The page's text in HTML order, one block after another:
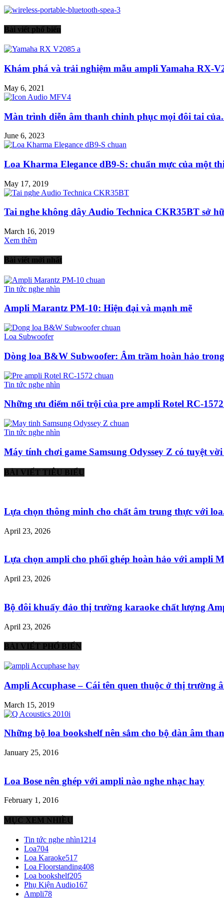
Bài viết phổ biến
Khám phá và trải nghiệm mẫu ampli Yamaha RX-
May 6, 2021
Màn trình diễn âm thanh chinh phục mọi đôi tai
June 6, 2023
Loa Kharma Elegance dB9-S: chuẩn mực của một
May 17, 2019
Tai nghe không dây Audio Technica CKR35BT sở
March 16, 2019
Xem thêm
Bài viết mới nhất
Tin tức nghe nhìn
Ampli Marantz PM-10: Hiện đại và mạnh mẽ
Loa Subwoofer
Dòng loa B&W Subwoofer: Âm trầm hoàn hảo
Tin tức nghe nhìn
Những ưu điểm nổi trội của pre ampli Rotel RC-
Tin tức nghe nhìn
Máy tính chơi game Samsung Odyssey Z có tuyệt
BÀI VIẾT TIÊU BIỂU
Lựa chọn thông minh cho chất âm trung thực với
April 23, 2026
Lựa chọn ampli cho phối ghép hoàn hảo với ampli
April 23, 2026
Bộ đôi khuấy đảo thị trường karaoke chất lượng
April 23, 2026
BÀI VIẾT PHỔ BIẾN
Ampli Accuphase – Cái tên quen thuộc ở thị trường
March 15, 2019
Những bộ loa bookshelf nên sắm cho bộ dàn âm
January 25, 2016
Loa Bose nên ghép với ampli nào nghe nhạc hay
February 1, 2016
MỤC XEM NHIỀU
Tin tức nghe nhìn1214
Loa704
Loa Karaoke517
Loa Floorstanding408
Loa bookshelf205
Phụ Kiện Audio167
Ampli78